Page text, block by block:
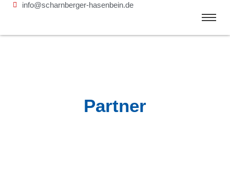
info@scharnberger-hasenbein.de
Partner